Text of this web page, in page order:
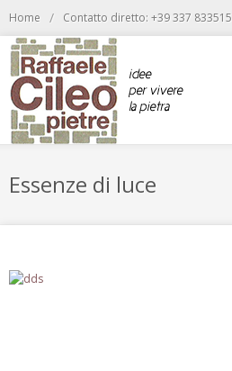
Home / Contatto diretto: +39 337 833515
Essenze di luce